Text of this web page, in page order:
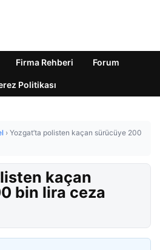
Firma Rehberi Forum
Politikası
› Yozgat’ta polisten kaçan sürücüye 200
kaçan
bin lira ceza